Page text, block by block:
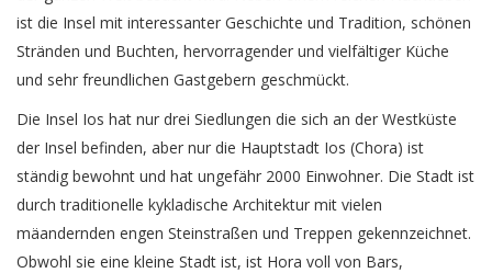
ist die Insel mit interessanter Geschichte und Tradition, schönen
Stränden und Buchten, hervorragender und vielfältiger Küche
und sehr freundlichen Gastgebern geschmückt.
Die Insel Ios hat nur drei Siedlungen die sich an der Westküste
der Insel befinden, aber nur die Hauptstadt Ios (Chora) ist
ständig bewohnt und hat ungefähr 2000 Einwohner. Die Stadt ist
durch traditionelle kykladische Architektur mit vielen
mäandernden engen Steinstraßen und Treppen gekennzeichnet.
Obwohl sie eine kleine Stadt ist, ist Hora voll von Bars,